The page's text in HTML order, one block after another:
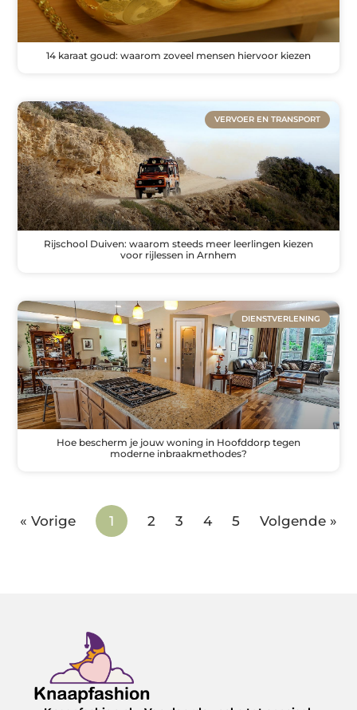
14 karaat goud: waarom zoveel mensen hiervoor kiezen
VERVOER EN TRANSPORT
Rijschool Duiven: waarom steeds meer leerlingen kiezen
voor rijlessen in Arnhem
DIENSTVERLENING
Hoe bescherm je jouw woning in Hoofddorp tegen
moderne inbraakmethodes?
« Vorige 1 2 3 4 5 Volgende »